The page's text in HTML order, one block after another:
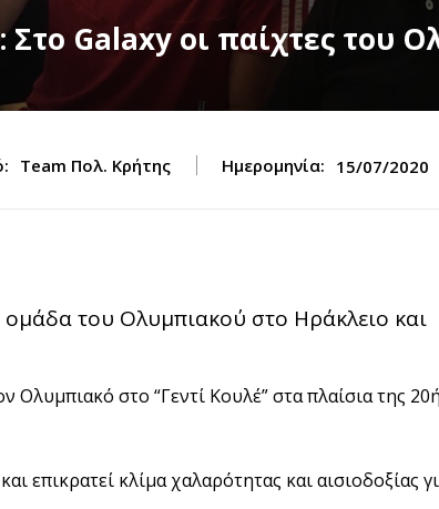
Στο Galaxy οι παίχτες του
Team Πολ. Κρήτης Ημερομηνία: 15/07/2020
ομάδα του Ολυμπιακού στο Ηράκλειο και
στο “Γεντί Κουλέ” στα πλαίσια της
επικρατεί κλίμα χαλαρότητας και αισιοδοξίας